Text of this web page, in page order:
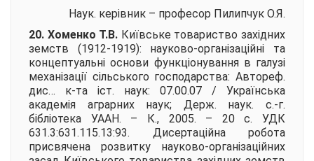
Наук. керівник – професор Пилипчук О.Я.
20. Хоменко Т.В. Київське товариство західних
земств (1912-1919): науково-організаційні та
концептуальні основи функціонування в галузі
механізації сільського господарства: Автореф.
дис… к-та іст. наук: 07.00.07 / Українська
академія аграрних наук; Держ. наук. с.-г.
бібліотека УААН. – К., 2005. – 20 с. УДК
631.3:631.115.13:93. Дисертаційна робота
присвячена розвитку науково-організаційних